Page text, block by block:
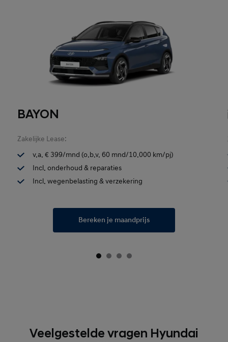
BAYON
Zakelijke Lease:
v.a. € 399/mnd (o.b.v. 60 mnd/10.000 km/pj)
Incl. onderhoud & reparaties
Incl. wegenbelasting & verzekering
Bereken je maandprijs
Veelgestelde vragen Hyundai